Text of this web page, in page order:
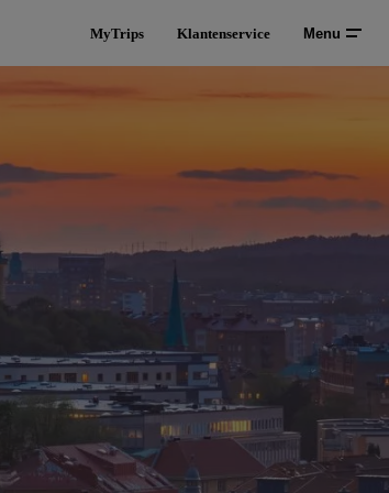
MyTrips Klantenservice Menu